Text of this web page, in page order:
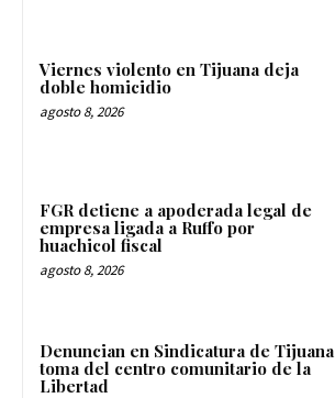
Viernes violento en Tijuana deja
doble homicidio
agosto 8, 2026
FGR detiene a apoderada legal de
empresa ligada a Ruffo por
huachicol fiscal
agosto 8, 2026
Denuncian en Sindicatura de Tijuana
toma del centro comunitario de la
Libertad